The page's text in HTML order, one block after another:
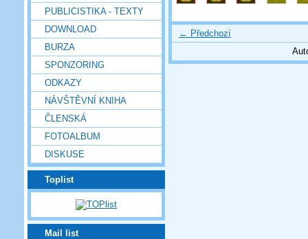
PUBLICISTIKA - TEXTY
DOWNLOAD
BURZA
SPONZORING
ODKAZY
NÁVŠTĚVNÍ KNIHA
ČLENSKÁ
FOTOALBUM
DISKUSE
Toplist
Mail list
← Předchozí